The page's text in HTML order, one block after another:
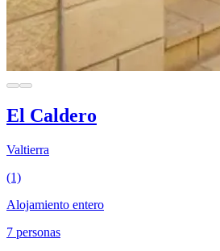
El Caldero
Valtierra
(1)
Alojamiento entero
7 personas